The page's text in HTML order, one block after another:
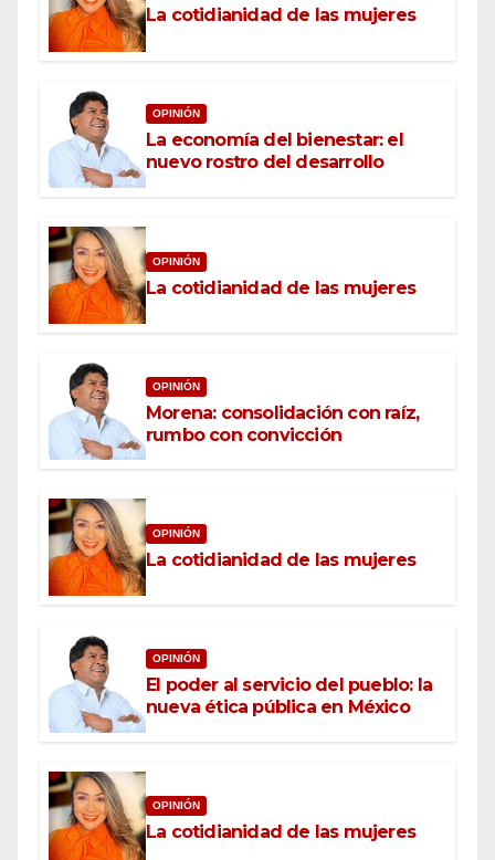
La cotidianidad de las mujeres
OPINIÓN
La economía del bienestar: el
nuevo rostro del desarrollo
OPINIÓN
La cotidianidad de las mujeres
OPINIÓN
Morena: consolidación con raíz,
rumbo con convicción
OPINIÓN
La cotidianidad de las mujeres
OPINIÓN
El poder al servicio del pueblo: la
nueva ética pública en México
OPINIÓN
La cotidianidad de las mujeres